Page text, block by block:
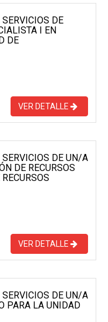
DE
I EN
DE
VER DETALLE
DE UN/A
DE RECURSOS
VER DETALLE
DE UN/A
PARA LA UNIDAD